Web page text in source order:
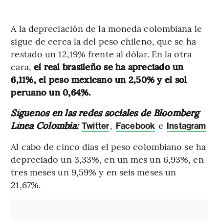
A la depreciación de la moneda colombiana le
sigue de cerca la del peso chileno, que se ha
restado un 12,19% frente al dólar. En la otra
cara, el real brasileño se ha apreciado un
6,11%, el peso mexicano un 2,50% y el sol
peruano un 0,64%.
Síguenos en las redes sociales de Bloomberg
Línea Colombia:Twitter, Facebook e Instagram
Al cabo de cinco días el peso colombiano se ha
depreciado un 3,33%, en un mes un 6,93%, en
tres meses un 9,59% y en seis meses un
21,67%.